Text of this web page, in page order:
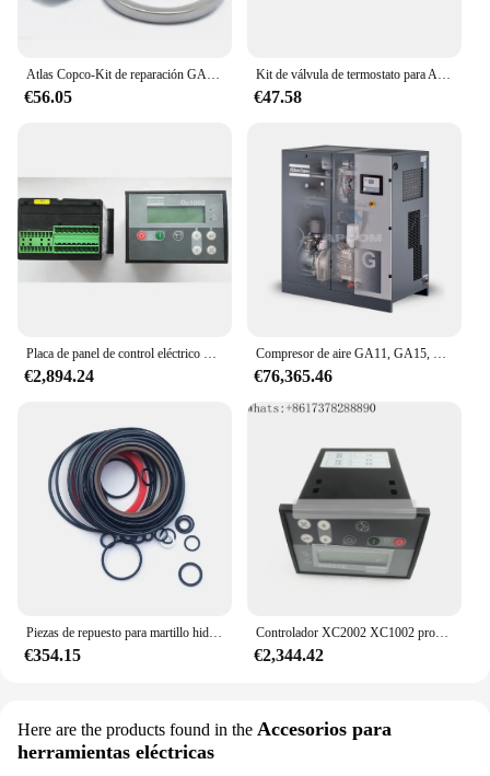
Atlas Copco-Kit de reparación GA22, tornillo, compresor de aire, piezas de repuesto, sello de aceite PTFE y manga de eje, 2 piezas a
€56.05
Kit de válvula de termostato para Atlas Copco, compresores de aire de tornillo GA22, 1619733300, 1619733300, 2901007400, 2901161600, 1202586902
€47.58
€2,894.24 €76,365.46
€354.15
Controlador XC2002 XC1002 programable, compatible con Atlas Copco, 1604942201, 1604942202, 1604942203, 1604951601, 1604942200, 1604941901
€2,344.42
Here are the products found in the Accesorios para
herramientas eléctricas